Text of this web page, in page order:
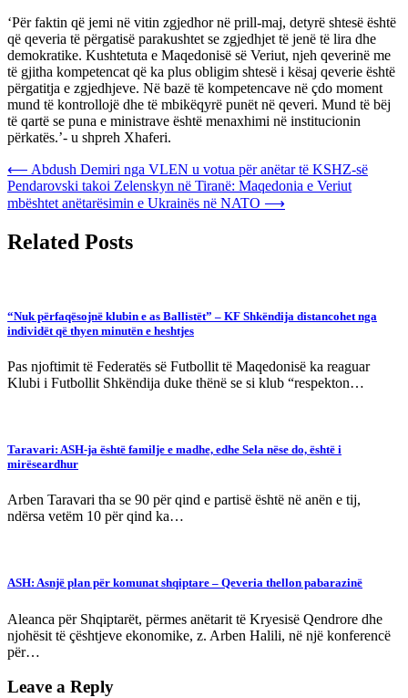
‘Për faktin që jemi në vitin zgjedhor në prill-maj, detyrë shtesë është
që qeveria të përgatisë parakushtet se zgjedhjet të jenë të lira dhe
demokratike. Kushtetuta e Maqedonisë së Veriut, njeh qeverinë me
të gjitha kompetencat që ka plus obligim shtesë i kësaj qeverie është
përgatitja e zgjedhjeve. Në bazë të kompetencave në çdo moment
mund të kontrollojë dhe të mbikëqyrë punët në qeveri. Mund të bëj
të qartë se puna e ministrave është menaxhimi në institucionin
përkatës.’- u shpreh Xhaferi.
Post
navigation
⟵ Abdush Demiri nga VLEN u votua për anëtar të KSHZ-së
Pendarovski takoi Zelenskyn në Tiranë: Maqedonia e Veriut
mbështet anëtarësimin e Ukrainës në NATO ⟶
Related Posts
“Nuk përfaqësojnë klubin e as Ballistët” – KF Shkëndija distancohet nga
individët që thyen minutën e heshtjes
Pas njoftimit të Federatës së Futbollit të Maqedonisë ka reaguar
Klubi i Futbollit Shkëndija duke thënë se si klub “respekton…
Taravari: ASH-ja është familje e madhe, edhe Sela nëse do, është i
mirëseardhur
Arben Taravari tha se 90 për qind e partisë është në anën e tij,
ndërsa vetëm 10 për qind ka…
ASH: Asnjë plan për komunat shqiptare – Qeveria thellon pabarazinë
Aleanca për Shqiptarët, përmes anëtarit të Kryesisë Qendrore dhe
njohësit të çështjeve ekonomike, z. Arben Halili, në një konferencë
për…
Leave a Reply